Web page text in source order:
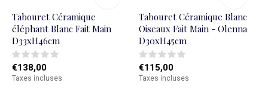
Tabouret Céramique
éléphant Blanc Fait Main
D33xH46cm
€138,00
Taxes incluses
Tabouret Céramique Blanc
Oiseaux Fait Main - Olenna
D30xH45cm
€115,00
Taxes incluses